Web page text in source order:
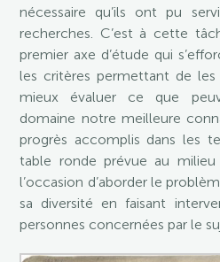
nécessaire qu’ils ont pu
recherches. C’est à cette
premier axe d’étude qui
les critères permettant de
mieux évaluer ce que
domaine notre meilleure
progrès accomplis dans les
table ronde prévue au
l’occasion d’aborder le
sa diversité en faisant
personnes concernées par le